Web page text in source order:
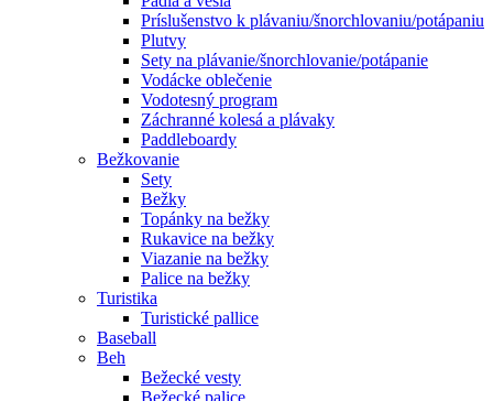
Príslušenstvo k plávaniu/šnorchlovaniu/potápaniu
Plutvy
Sety na plávanie/šnorchlovanie/potápanie
Vodácke oblečenie
Vodotesný program
Záchranné kolesá a plávaky
Paddleboardy
Bežkovanie
Sety
Bežky
Topánky na bežky
Rukavice na bežky
Viazanie na bežky
Palice na bežky
Turistika
Turistické pallice
Baseball
Beh
Bežecké vesty
Bežecké palice